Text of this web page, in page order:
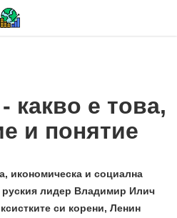
какво е това,
и понятие
икономическа и социална
руския лидер Владимир Илич
си корени, Ленин